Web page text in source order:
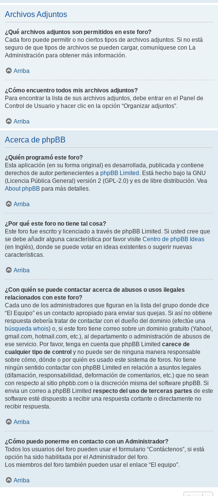
Archivos Adjuntos
¿Qué archivos adjuntos son permitidos en este foro?
Cada foro puede permitir o no ciertos tipos de archivos adjuntos. Si no está
seguro de que tipos de archivos se pueden cargar, comuníquese con La
Administración para obtener más información.
Arriba
¿Cómo encuentro todos mis archivos adjuntos?
Para encontrar la lista de sus archivos adjuntos, debe entrar en el Panel de
Control de Usuario y hacer clic en la opción “Organizar adjuntos”.
Arriba
Acerca de phpBB
¿Quién programó este foro?
Esta aplicación (en su forma original) es desarrollada, publicada y contiene
derechos de autor pertenecientes a phpBB Limited . Está hecho bajo la GNU
(Licencia Pública General) versión 2 (GPL-2.0) y es de libre distribución. Vea
About phpBB para más detalles.
Arriba
¿Por qué este foro no tiene tal cosa?
Este foro fue escrito y licenciado a través de phpBB Limited. Si usted cree que
se debe añadir alguna característica por favor visite Centro de phpBB Ideas
(en Inglés), donde se puede votar en ideas existentes o sugerir nuevas
características.
Arriba
¿Con quién se puede contactar acerca de abusos o usos ilegales
relacionados con este foro?
Cada uno de los administradores que figuran en la lista del grupo donde dice
“El Equipo” es un contacto apropiado para enviar sus quejas. Si así no obtiene
respuesta debería tratar de contactar con el dueño del dominio (efectúe una
búsqueda whois) o, si este foro tiene correo sobre un dominio gratuito (Yahoo!,
gmail.com, hotmail.com, etc.), al departamento o administración de abusos de
ese servicio. Por favor, tenga en cuenta que phpBB Limited carece de
cualquier tipo de control y no puede ser de ninguna manera responsable
sobre cómo, dónde o por quién es usado este sistema de foros. No tiene
ningún sentido contactar con phpBB Limited en relación a asuntos legales
(difamación, responsabilidad, deformación de comentarios, etc.) que no sean
con respecto al sitio phpbb.com o la discreción misma del software phpBB. Si
envia un correo a phpBB Limited respecto del uso de terceras partes de este
software esté dispuesto a recibir una respuesta cortante o directamente no
recibir respuesta.
Arriba
¿Cómo puedo ponerme en contacto con un Administrador?
Todos los usuarios del foro pueden usar el formulario “Contáctenos”, si está
opción ha sido habilitada por el Administrador del foro.
Los miembros del foro también pueden usar el enlace “El equipo”.
Arriba